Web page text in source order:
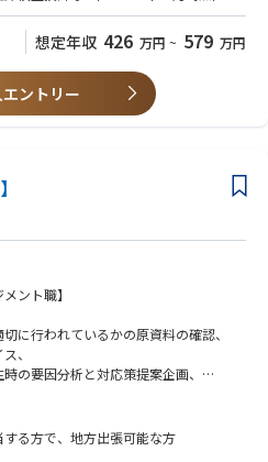
して医療行為にあたらない治験支援の
す
想定年収 426 万円 ~ 579 万円
ントリー
ント職】
に行われているかの原資料の確認、
、
の要因分析と対応策提案企画、
りなど、品質管理を担っていただきま
携医療機関、オフィスへの出張がござ
する方で、地方出張可能な方